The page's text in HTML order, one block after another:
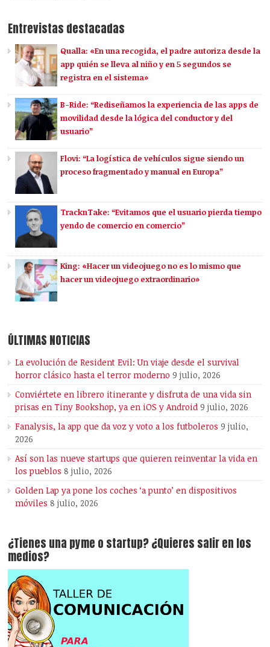
Entrevistas destacadas
Qualla: «En una recogida, el padre autoriza desde la
app quién se lleva al niño y en 5 segundos se
registra en el sistema»
B-Ride: “Rediseñamos la experiencia de las apps de
movilidad desde la lógica del conductor y del
usuario”
Flovi: “La logística de vehículos sigue siendo un
proceso fragmentado y manual en Europa”
TracknTake: “Evitamos que el usuario pierda tiempo
yendo de comercio en comercio”
King: «Hacer un videojuego no es lo mismo que
hacer un videojuego extraordinario»
ÚLTIMAS NOTICIAS
La evolución de Resident Evil: Un viaje desde el survival
horror clásico hasta el terror moderno 9 julio, 2026
Conviértete en librero itinerante y disfruta de una vida sin
prisas en Tiny Bookshop, ya en iOS y Android 9 julio, 2026
Fanalysis, la app que da voz y voto a los futboleros 9 julio,
2026
Así son las nueve startups que quieren reinventar la vida en
los pueblos 8 julio, 2026
Golden Lap ya pone los coches ‘a punto’ en dispositivos
móviles 8 julio, 2026
¿Tienes una pyme o startup? ¿Quieres salir en los
medios?